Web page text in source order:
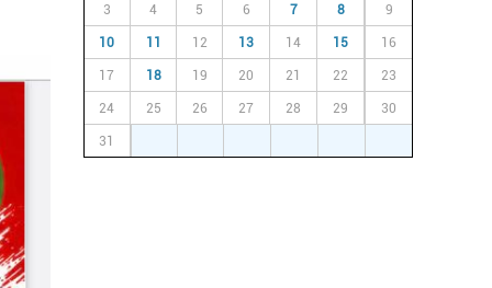
3 4 5 6 7 8 9
10 11 12 13 14 15 16
17 18 19 20 21 22 23
24 25 26 27 28 29 30
31